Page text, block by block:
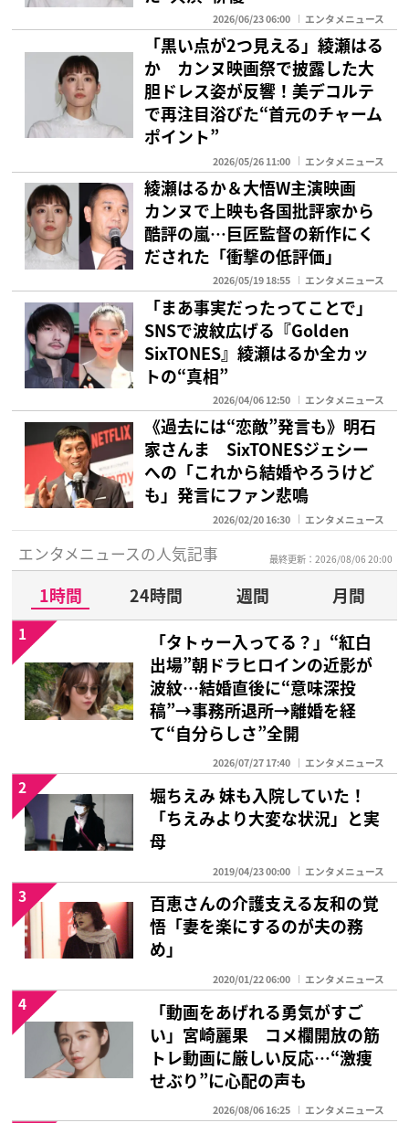
2026/06/23 06:00 エンタメニュース
「黒い点が2つ見える」綾瀬はる
か カンヌ映画祭で披露した大
胆ドレス姿が反響！美デコルテ
で再注目浴びた“首元のチャーム
ポイント”
2026/05/26 11:00 エンタメニュース
綾瀬はるか＆大悟W主演映画
カンヌで上映も各国批評家から
酷評の嵐…巨匠監督の新作にく
だされた「衝撃の低評価」
2026/05/19 18:55 エンタメニュース
「まあ事実だったってことで」
SNSで波紋広げる『Golden
SixTONES』綾瀬はるか全カッ
トの“真相”
2026/04/06 12:50 エンタメニュース
《過去には“恋敵”発言も》明石
家さんま SixTONESジェシー
への「これから結婚やろうけど
も」発言にファン悲鳴
2026/02/20 16:30 エンタメニュース
エンタメニュースの人気記事 最終更新：2026/08/06 20:00
1時間 24時間 週間
月間
「タトゥー入ってる？」“紅白
出場”朝ドラヒロインの近影が
波紋…結婚直後に“意味深投
稿”→事務所退所→離婚を経
て“自分らしさ”全開
2026/07/27 17:40 エンタメニュース
1
堀ちえみ 妹も入院していた！
「ちえみより大変な状況」と実
母
2019/04/23 00:00 エンタメニュース
2
百恵さんの介護支える友和の覚
悟「妻を楽にするのが夫の務
め」
2020/01/22 06:00 エンタメニュース
3
「動画をあげれる勇気がすご
い」宮崎麗果 コメ欄開放の筋
トレ動画に厳しい反応…“激痩
せぶり”に心配の声も
2026/08/06 16:25 エンタメニュース
4